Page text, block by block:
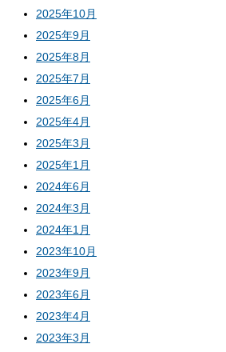
2025年10月
2025年9月
2025年8月
2025年7月
2025年6月
2025年4月
2025年3月
2025年1月
2024年6月
2024年3月
2024年1月
2023年10月
2023年9月
2023年6月
2023年4月
2023年3月